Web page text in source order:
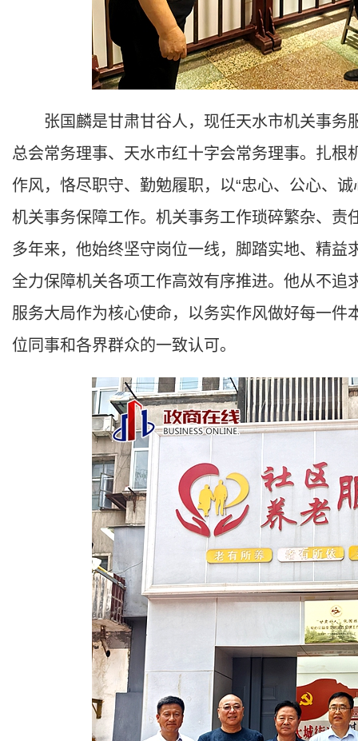
张国麟是甘肃甘谷人，现任天水市机关事务
总会常务理事、天水市红十字会常务理事。扎
作风，恪尽职守、勤勉履职，以“忠心、公心、
机关事务保障工作。机关事务工作琐碎繁杂、
多年来，他始终坚守岗位一线，脚踏实地、精
全力保障机关各项工作高效有序推进。他从不
服务大局作为核心使命，以务实作风做好每一
位同事和各界群众的一致认可。